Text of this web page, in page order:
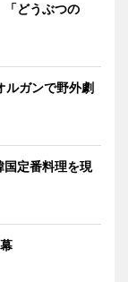
どうぶつの
ガンで野外劇
定番料理を現